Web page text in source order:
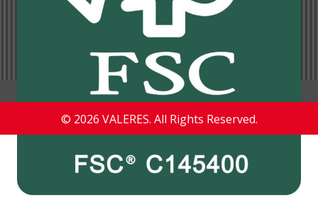
© 2026 VALERES. All Rights Reserved.